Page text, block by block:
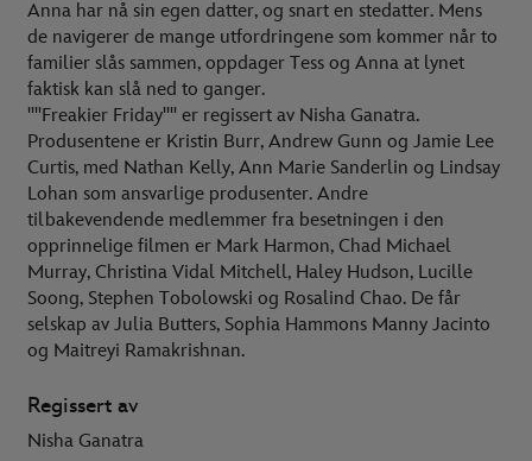
Anna har nå sin egen datter, og snart en stedatter. Mens
de navigerer de mange utfordringene som kommer når to
familier slås sammen, oppdager Tess og Anna at lynet
faktisk kan slå ned to ganger.
""Freakier Friday"" er regissert av Nisha Ganatra.
Produsentene er Kristin Burr, Andrew Gunn og Jamie Lee
Curtis, med Nathan Kelly, Ann Marie Sanderlin og Lindsay
Lohan som ansvarlige produsenter. Andre
tilbakevendende medlemmer fra besetningen i den
opprinnelige filmen er Mark Harmon, Chad Michael
Murray, Christina Vidal Mitchell, Haley Hudson, Lucille
Soong, Stephen Tobolowski og Rosalind Chao. De får
selskap av Julia Butters, Sophia Hammons Manny Jacinto
og Maitreyi Ramakrishnan.
Regissert av
Nisha Ganatra